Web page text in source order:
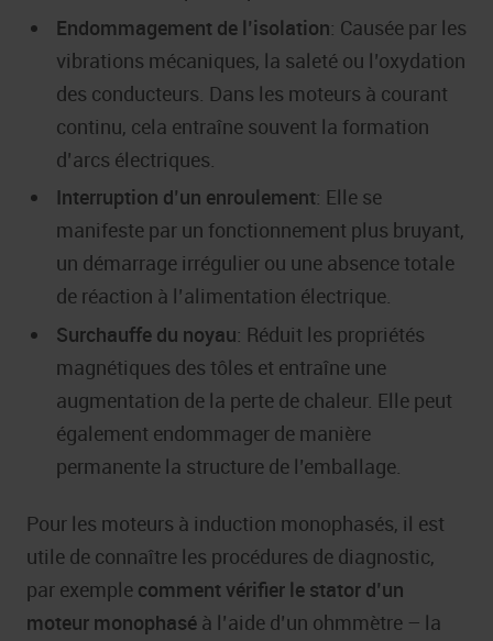
Endommagement de l’isolation: Causée par les
vibrations mécaniques, la saleté ou l’oxydation
des conducteurs. Dans les moteurs à courant
continu, cela entraîne souvent la formation
d’arcs électriques.
Interruption d’un enroulement: Elle se
manifeste par un fonctionnement plus bruyant,
un démarrage irrégulier ou une absence totale
de réaction à l’alimentation électrique.
Surchauffe du noyau: Réduit les propriétés
magnétiques des tôles et entraîne une
augmentation de la perte de chaleur. Elle peut
également endommager de manière
permanente la structure de l’emballage.
Pour les moteurs à induction monophasés, il est
utile de connaître les procédures de diagnostic,
par exemple comment vérifier le stator d’un
moteur monophasé à l’aide d’un ohmmètre – la